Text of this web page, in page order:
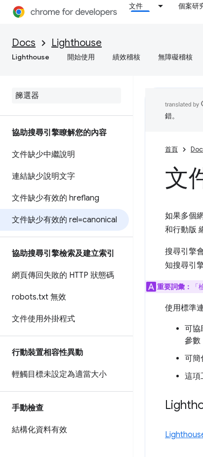
文件 個案研
Docs Lighthouse
Lighthouse 開始使用 績效稽核 無障礙稽核
協助搜尋引擎瞭解您的內容
文件缺少中繼說明
連結缺少說明文字
文件缺少有效的 hreflang
文件缺少有效的 rel=canonical
協助搜尋引擎檢索及建立索引
網頁傳回失敗的 HTTP 狀態碼
robots.txt 無效
文件使用外掛程式
行動裝置相容性異動
輕觸目標未設定為適當大小
手動檢查
結構化資料有效
錯。
首頁
文
如果多個
和行動版
搜尋引擎
知搜尋引
重要詞彙： 「
使用標準
可協
參數
可簡
這項